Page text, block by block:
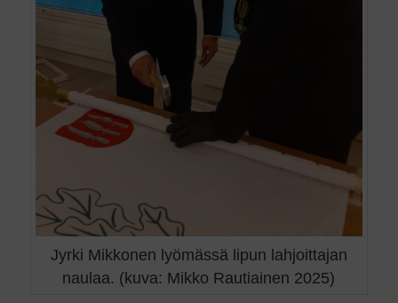
Jyrki Mikkonen lyömässä lipun lahjoittajan
naulaa. (kuva: Mikko Rautiainen 2025)